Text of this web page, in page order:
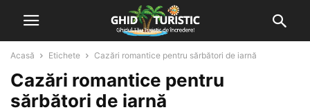
Acasă Etichete Cazări romantice pentru sărbători de iarnă
Cazări romantice pentru
sărbători de iarnă